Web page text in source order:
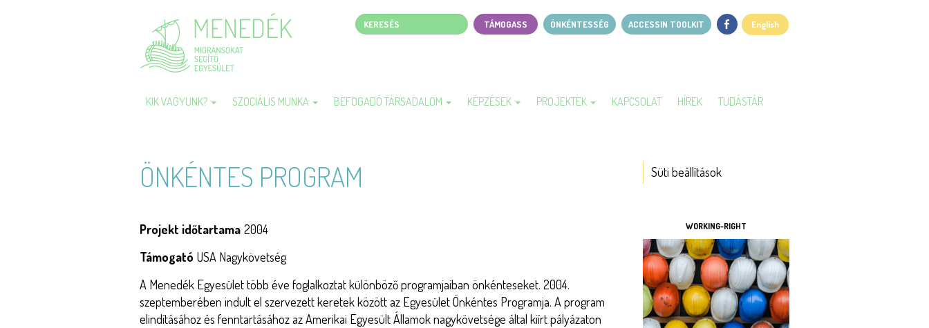
Keresés
Page
menu
TÁMOGASS ÖNKÉNTESSÉG ACCESSIN TOOLKIT English
KIK VAGYUNK? SZOCIÁLIS MUNKA BEFOGADÓ TÁRSADALOM KÉPZÉSEK PROJEKTEK KAPCSOLAT HÍREK TUDÁSTÁR
ÖNKÉNTES PROGRAM
Projekt időtartama 2004
Támogató USA Nagykövetség
A Menedék Egyesület több éve foglalkoztat különböző programjaiban önkénteseket. 2004.
szeptemberében indult el szervezett keretek között az Egyesület Önkéntes Programja. A program
elindításához és fenntartásához az Amerikai Egyesült Államok nagykövetsége által kiírt pályázaton
ESZKÖZÖK
Süti beállítások
WORKING-RIGHT